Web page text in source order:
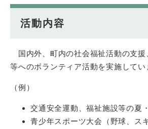
活動内容
国内外、町内の社会福祉活動の支援
等へのボランティア活動を実施してい
（例）
交通安全運動、福祉施設等の夏
青少年スポーツ大会（野球、ス